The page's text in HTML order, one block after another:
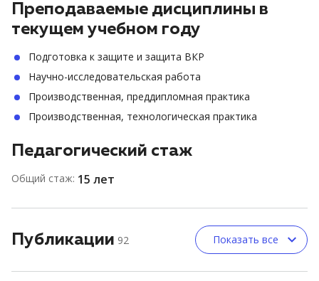
Преподаваемые дисциплины в
текущем учебном году
Подготовка к защите и защита ВКР
Научно-исследовательская работа
Производственная, преддипломная практика
Производственная, технологическая практика
Педагогический стаж
Общий стаж: 15 лет
Публикации 92 Показать все